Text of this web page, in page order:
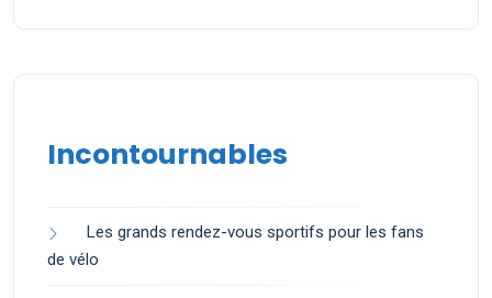
Incontournables
Les grands rendez-vous sportifs pour les fans
de vélo